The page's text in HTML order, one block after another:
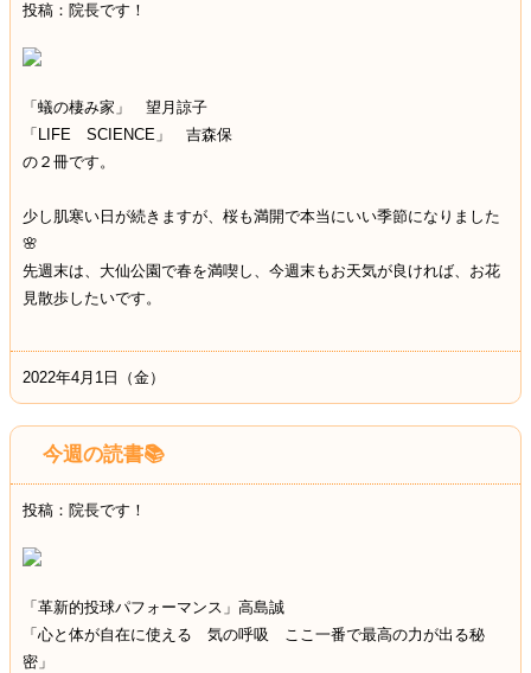
投稿：院長です！
「蟻の棲み家」 望月諒子
「LIFE SCIENCE」 吉森保
の２冊です。
少し肌寒い日が続きますが、桜も満開で本当にいい季節になりました
🌸
先週末は、大仙公園で春を満喫し、今週末もお天気が良ければ、お花
見散歩したいです。
2022年4月1日（金）
今週の読書📚
投稿：院長です！
「革新的投球パフォーマンス」高島誠
「心と体が自在に使える 気の呼吸 ここ一番で最高の力が出る秘
密」